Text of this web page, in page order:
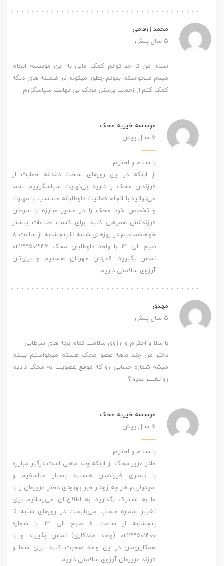
محمد زرقامی
5 سال پیش
سلام من تا حد توانم کمک مالی به این موسسه انجام
میدم میخواستم بدونم چطور میتونم در ضمینه های دیگه
کمک کنم.از زحمات پرسنل محک بی نهایت سپاسگزارم
مؤسسه خیریه محک
5 سال پیش
با سلام و احترام
از اینکه در این روزهای سخت دغدغه حمایت از
فرزندان محک را دارید بی‌نهایت سپاسگزاریم. شما
می‌توانید با انجام فعالیت داوطلبانه متناسب با مهارت
و تخصص خود محک را در مسیر مبارزه با سرطان
فرزندانش همراهی کنید. برای کسب اطلاعات بیشتر
خواهشمندیم در روزهای شنبه تا پنجشنبه از ساعت 8
صبح الی 14 با واحد داوطلبان محک 02123501946
تماس بگیرید. قدردان مهرتان هستیم و برای‌تان
آرزوی سلامتی داریم.
مهدق
5 سال پیش
با سلا و احترام و ارزوی سلامت تمام بچه های سرطانی
دختر من چند ماهه عضو محک هستم میخواستم ببینم
میشه شماره حسابی رو که موقع عضویت به محک دادیم
رو تغییر بدیم؟
مؤسسه خیریه محک
5 سال پیش
با سلام و احترام
مادر عزیز محک از اینکه چند ماهی است درگیر مبارزه
با بیماری فرزندمان هستید بسیار متاسفیم و
امیدواریم هر چه زودتر خبر بهبودی دختر عزیزمان را با
ما به اشتراک بگذارید. به اطلاع‌تان می‌رسانیم برای
تغییر شماره حساب می‌بایست در روزهای شنبه تا
پنجشنبه از ساعت 8 صبح الی 14 با شماره
02123501400 (واحد مددکاری) تماس بگیرید و با
همکاران‌مان در این واحد صحبت کنید. برای شما و
فرزند عزیزمان آرزوی سلامتی داریم.